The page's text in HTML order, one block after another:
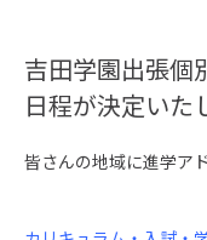
吉田学園出張個
日程が決定いた
皆さんの地域に進学ア